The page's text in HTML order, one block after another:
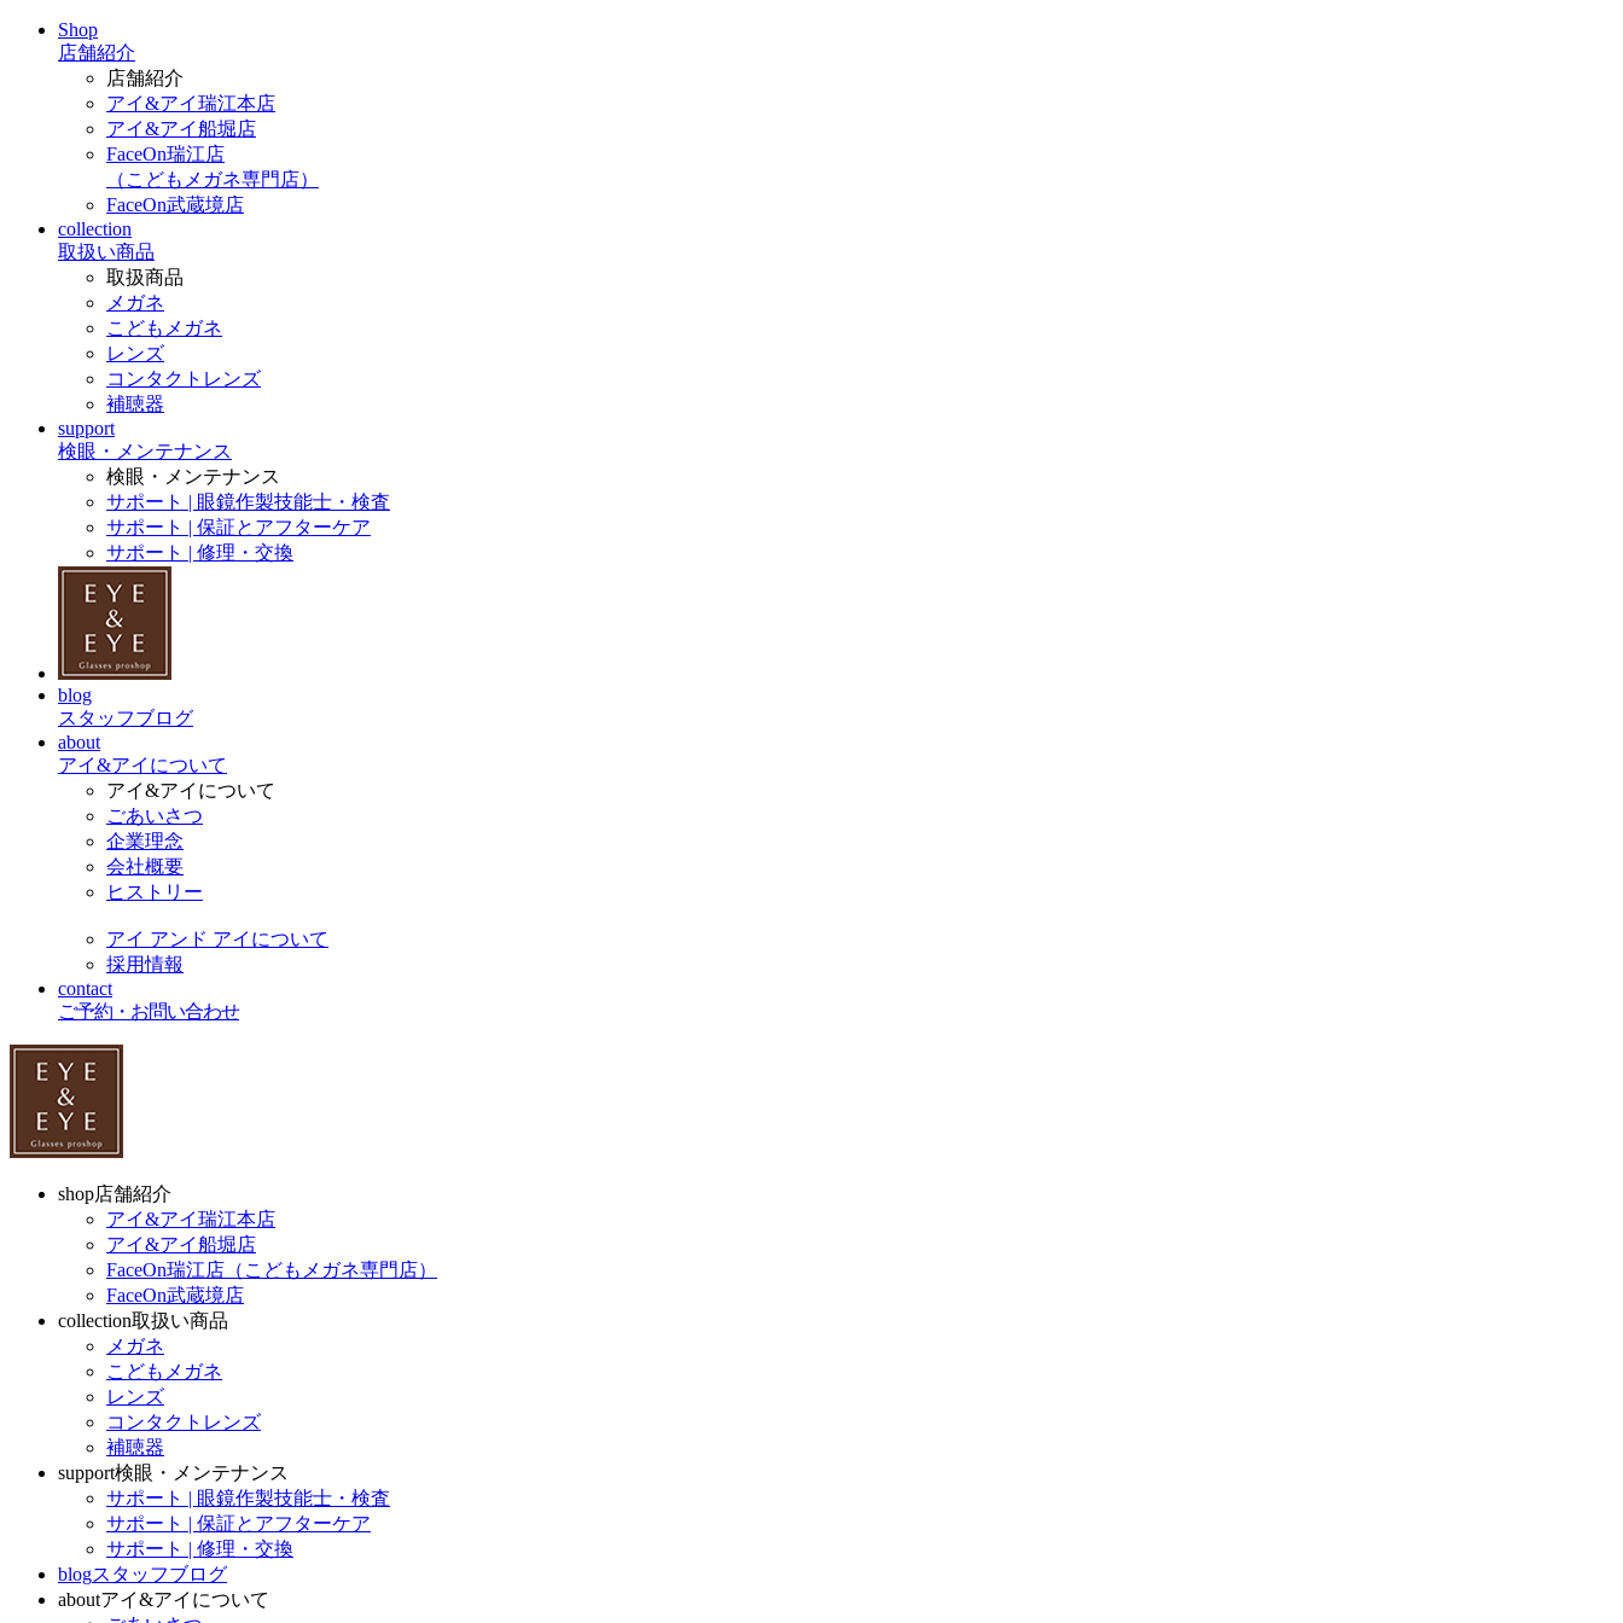
Shop
店舗紹介
店舗紹介
アイ&アイ瑞江本店
アイ&アイ船堀店
FaceOn瑞江店
（こどもメガネ専門店）
FaceOn武蔵境店
collection
取扱い商品
取扱商品
メガネ
こどもメガネ
レンズ
コンタクトレンズ
補聴器
support
検眼・メンテナンス
検眼・メンテナンス
サポート | 眼鏡作製技能士・検査
サポート | 保証とアフターケア
サポート | 修理・交換
blog
スタッフブログ
about
アイ&アイについて
アイ&アイについて
ごあいさつ
企業理念
会社概要
ヒストリー
アイ アンド アイについて
採用情報
contact
ご予約・お問い合わせ
shop店舗紹介
アイ&アイ瑞江本店
アイ&アイ船堀店
FaceOn瑞江店（こどもメガネ専門店）
FaceOn武蔵境店
collection取扱い商品
メガネ
こどもメガネ
レンズ
コンタクトレンズ
補聴器
support検眼・メンテナンス
サポート | 眼鏡作製技能士・検査
サポート | 保証とアフターケア
サポート | 修理・交換
blogスタッフブログ
aboutアイ&アイについて